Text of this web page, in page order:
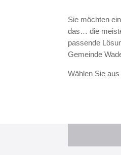
Sie möchten
das… die
passende
Gemeinde
Wählen Sie